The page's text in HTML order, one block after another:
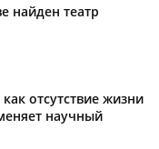
найден театр
отсутствие жизни
научный